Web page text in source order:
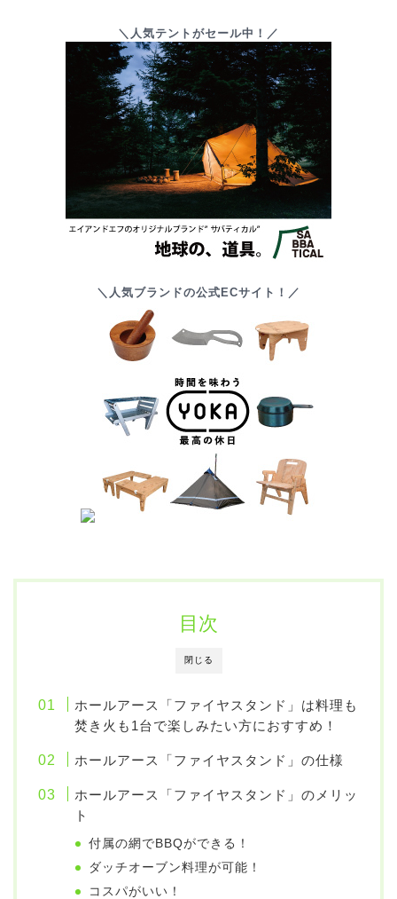
＼人気テントがセール中！／
＼人気ブランドの公式ECサイト！／
閉じる
目次
ホールアース「ファイヤスタンド」は料理も
焚き火も1台で楽しみたい方におすすめ！
ホールアース「ファイヤスタンド」の仕様
ホールアース「ファイヤスタンド」のメリッ
ト
付属の網でBBQができる！
ダッチオーブン料理が可能！
コスパがいい！